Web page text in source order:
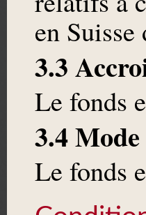
en Suisse
3.3
Le fonds
3.4
Le fonds